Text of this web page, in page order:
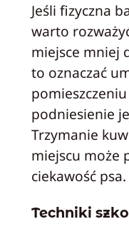
Jeśli fizyczna
warto
miejsce mniej
to oznaczać
podniesienie
Trzymanie
miejscu może
ciekawość psa.
Techniki